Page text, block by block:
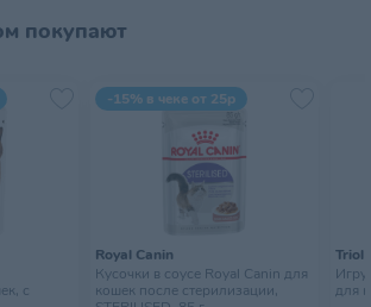
покупают
с
-15% в чеке от 25р
Royal Canin
Кусочки в соусе Royal Canin для
кошек после стерилизации,
Triol
для